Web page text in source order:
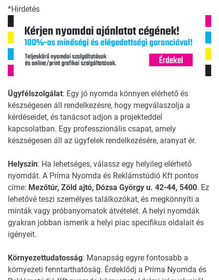
*Hirdetés
Ügyfélszolgálat: Egy jó nyomda könnyen elérhető és
készségesen áll rendelkezésre, hogy megválaszolja a
kérdéseidet, és tanácsot adjon a projekteddel
kapcsolatban. Egy professzionális csapat, amely
készségesen áll az ügyfelek rendelkezésére, aranyat ér.
Helyszín: Ha lehetséges, válassz egy helyileg elérhető
nyomdát. A Príma Nyomda és Reklámstúdió Kft pontos
címe: Mezőtúr, Zöld ajtó, Dózsa György u. 42-44, 5400. Ez
lehetővé teszi személyes találkozókat, és megkönnyíti a
minták vagy próbanyomatok átvételét. A helyi nyomdák
gyakran jobban ismerik a helyi piac specifikus oldalait és
igényeit.
Környezettudatosság: Manapság egyre fontosabb a
környezeti fenntarthatóság. Érdeklődj a Príma Nyomda és